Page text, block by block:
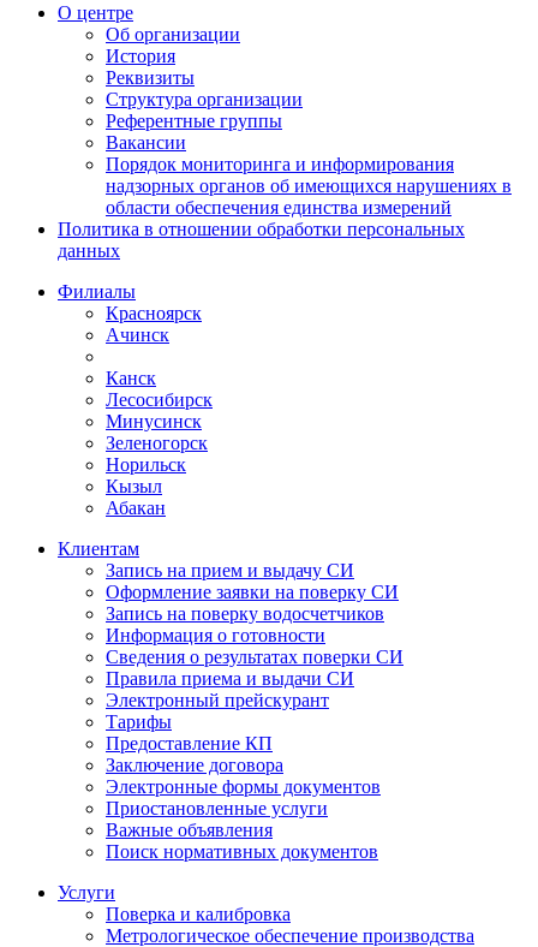
О центре
Об организации
История
Реквизиты
Структура организации
Референтные группы
Вакансии
Порядок мониторинга и информирования
надзорных органов об имеющихся нарушениях в
области обеспечения единства измерений
Политика в отношении обработки персональных
данных
Филиалы
Красноярск
Ачинск
Канск
Лесосибирск
Минусинск
Зеленогорск
Норильск
Кызыл
Абакан
Клиентам
Запись на прием и выдачу СИ
Оформление заявки на поверку СИ
Запись на поверку водосчетчиков
Информация о готовности
Сведения о результатах поверки СИ
Правила приема и выдачи СИ
Электронный прейскурант
Тарифы
Предоставление КП
Заключение договора
Электронные формы документов
Приостановленные услуги
Важные объявления
Поиск нормативных документов
Услуги
Поверка и калибровка
Метрологическое обеспечение производства